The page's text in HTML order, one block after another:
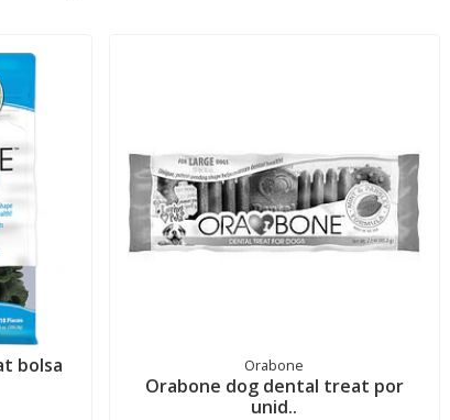
bolsa
Orabone
Orabone dog dental treat por
unid..